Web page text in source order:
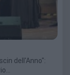
dell'Anno":